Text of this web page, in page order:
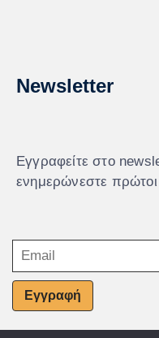
Newsletter
Εγγραφείτε στο
ενημερώνεστε
Εγγραφή